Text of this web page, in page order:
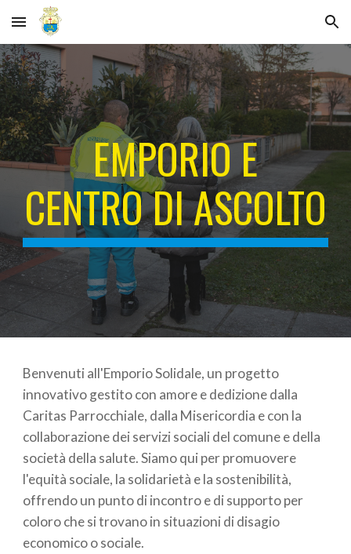
Skip to main content Skip to navigation
EMPORIO E
CENTRO DI ASCOLTO
Benvenuti all'Emporio Solidale, un progetto
innovativo gestito con amore e dedizione dalla
Caritas Parrocchiale, dalla Misericordia e con la
collaborazione dei servizi sociali del comune e della
società della salute. Siamo qui per promuovere
l'equità sociale, la solidarietà e la sostenibilità,
offrendo un punto di incontro e di supporto per
coloro che si trovano in situazioni di disagio
economico o sociale.